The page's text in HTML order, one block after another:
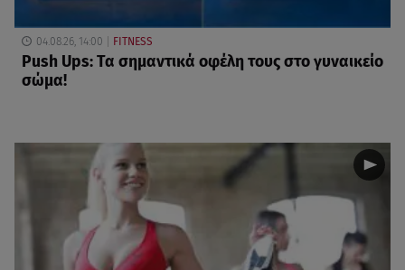
04.08.26, 14:00 FITNESS
Push Ups: Τα σημαντικά οφέλη τους στο γυναικείο
σώμα!